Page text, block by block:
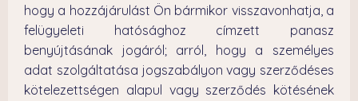
hogy a hozzájárulást Ön bármikor visszavonhatja, a
felügyeleti hatósághoz címzett panasz
benyújtásának jogáról; arról, hogy a személyes
adat szolgáltatása jogszabályon vagy szerződéses
kötelezettségen alapul vagy szerződés kötésének